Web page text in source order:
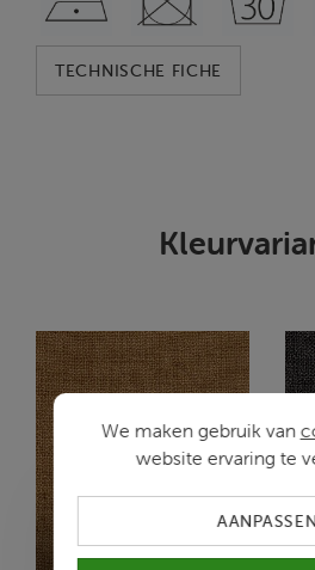
TECHNISCHE FICHE
MONSOON
We maken gebruik van
website ervaring te